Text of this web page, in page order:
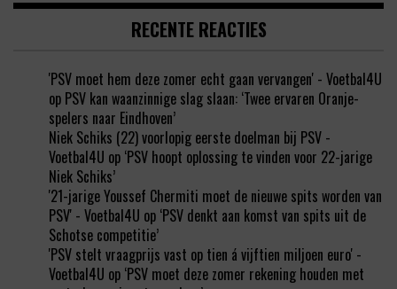
RECENTE REACTIES
'PSV moet hem deze zomer echt gaan vervangen' - Voetbal4U
op PSV kan waanzinnige slag slaan: ‘Twee ervaren Oranje-
spelers naar Eindhoven’
Niek Schiks (22) voorlopig eerste doelman bij PSV -
Voetbal4U op ‘PSV hoopt oplossing te vinden voor 22-jarige
Niek Schiks’
'21-jarige Youssef Chermiti moet de nieuwe spits worden van
PSV' - Voetbal4U op ‘PSV denkt aan komst van spits uit de
Schotse competitie’
'PSV stelt vraagprijs vast op tien á vijftien miljoen euro' -
Voetbal4U op ‘PSV moet deze zomer rekening houden met